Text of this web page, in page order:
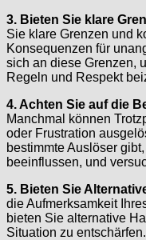
3. Bieten Sie klare
Sie klare Grenzen und
Konsequenzen für
sich an diese Grenzen,
Regeln und Respekt
4. Achten Sie auf die
Manchmal können
oder Frustration
bestimmte Auslöser
beeinflussen, und
5. Bieten Sie
die Aufmerksamkeit
bieten Sie alternative
Situation zu entschärfen.